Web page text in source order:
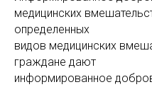
медицинских
определенных
видов медицинских
граждане дают
информированное